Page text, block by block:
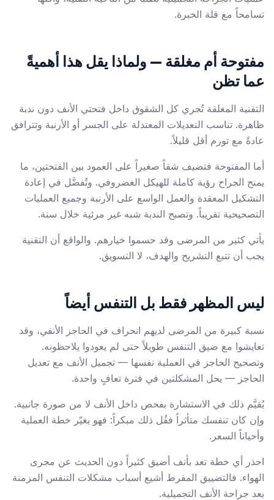
تسامحاً مع قلة الخبرة.
مفتوحة أم مغلقة — ولماذا يقل هذا أهميةً
عما تظن
التقنية المغلقة تُجري كل الشقوق داخل فتحتي الأنف دون ندبة
ظاهرة. تناسب التعديلات المعتدلة على الجسر أو الأرنبة وتترافق
عادةً مع تورم أقل قليلاً.
أما المفتوحة فتضيف شقاً صغيراً على العمود بين الفتحتين، ما
يمنح الجراح رؤية كاملة للهيكل الغضروفي. وتُفضَّل في إعادة
التشكيل المعقدة والعمل الواسع على الأرنبة وجميع العمليات
التصحيحية تقريباً. وتصبح الندبة شبه غير مرئية خلال سنة.
يأتي كثير من المرضى وقد حسموا خيارهم. والواقع أن التقنية
يجب أن تتبع التشريح والهدف، لا التسويق.
ليس المظهر فقط بل التنفس أيضاً
نسبة كبيرة من المرضى لديهم انحراف في الحاجز الأنفي، وقد
تعايشوا مع ضيق التنفس طويلاً حتى لم يعودوا يلاحظونه.
وتصحيح الحاجز في العملية نفسها — تجميل الأنف مع تعديل
الحاجز — يحل المشكلتين في فترة تعافٍ واحدة.
يُقيَّم ذلك في الاستشارة بفحص داخل الأنف لا من صورة جانبية.
وإن كان تنفسك متأثراً فقُل ذلك مبكراً: فهو يغيّر خطة العملية
وأحياناً السعر.
احذر أي خطة تعد بأنف أضيق كثيراً دون الحديث عن مجرى
الهواء. فالتضييق المفرط أشيع أسباب مشكلات التنفس المزمنة
بعد جراحة الأنف التجميلية.